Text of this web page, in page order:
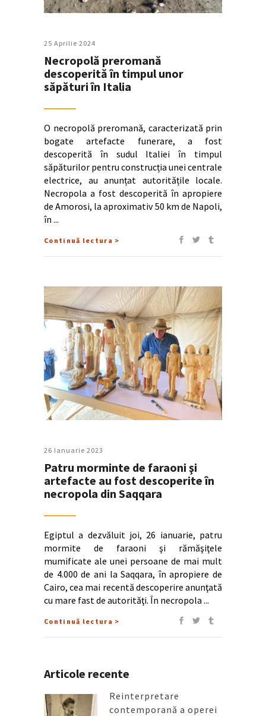
25 Aprilie 2024
Necropolă preromană
descoperită în timpul unor
săpături în Italia
O necropolă preromană, caracterizată prin
bogate artefacte funerare, a fost
descoperită în sudul Italiei în timpul
săpăturilor pentru construcția unei centrale
electrice, au anunțat autoritățile locale.
Necropola a fost descoperită în apropiere
de Amorosi, la aproximativ 50 km de Napoli,
în
Continuă lectura >
26 Ianuarie 2023
Patru morminte de faraoni şi
artefacte au fost descoperite în
necropola din Saqqara
Egiptul a dezvăluit joi, 26 ianuarie, patru
mormite de faraoni şi rămăşiţele
mumificate ale unei persoane de mai mult
de 4.000 de ani la Saqqara, în apropiere de
Cairo, cea mai recentă descoperire anunţată
cu mare fast de autorităţi. În necropola
Continuă lectura >
Articole recente
Reinterpretare
contemporană a operei